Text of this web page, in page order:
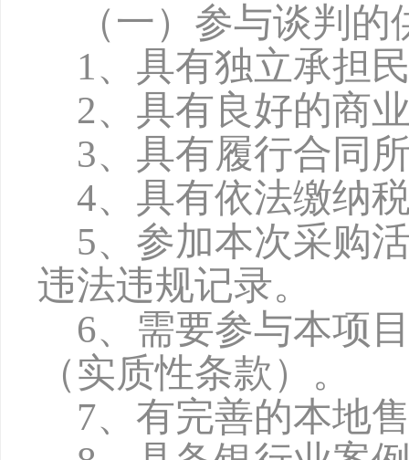
（一）参与谈判
1、具有独立承担
2、具有良好的商
3、具有履行合同
4、具有依法缴纳
5、参加本次采购
违法违规记录。
6、需要参与本项
（实质性条款）。
7、有完善的本地